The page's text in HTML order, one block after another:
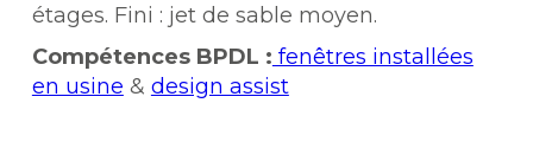
étages. Fini : jet de sable moyen.
Compétences BPDL : fenêtres installées
en usine & design assist